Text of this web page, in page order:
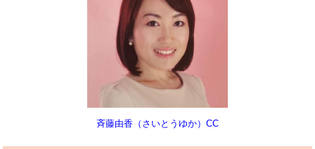
斉藤由香（さいとうゆか）CC